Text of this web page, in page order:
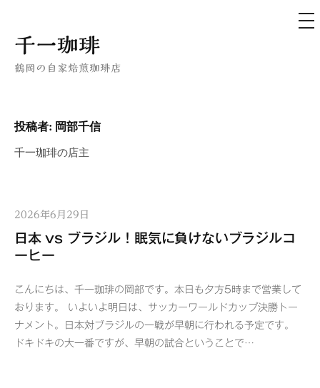
コ
ン
ツ
へ
ス
プ
千一珈琲
鶴岡の自家焙煎珈琲店
メ
ニ
投稿者: 岡部千信
千一珈琲の店主
2026年6月29日
日本 vs ブラジル！眠気に負けないブラジルコ
ーヒー
こんにちは、千一珈琲の岡部です。本日も夕方5時まで営業して
おります。 いよいよ明日は、サッカーワールドカップ決勝トー
ナメント。日本対ブラジルの一戦が早朝に行われる予定です。
ドキドキの大一番ですが、早朝の試合ということで…